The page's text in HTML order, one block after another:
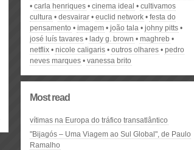
carla henriques
cinema ideal
cultivamos
cultura
desvairar euclid network
festa do
pensamento
imagem joão tala
johny pitts
josé luís tavares
lady g. brown
maghreb
netflix
nicole caligaris outros olhares
pedro
neves marques
vanessa brito
Most read
vítimas na Europa do tráfico transatlântico
"Bijagós – Uma Viagem ao Sul Global", de Paulo
Ramalho